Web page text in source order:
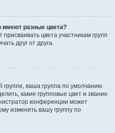
имеют разные цвета?
цвета участникам групп
друг от друга.
группе, ваша группа по умолчанию
какие групповые цвет и звание
конференции может
изменять вашу группу по